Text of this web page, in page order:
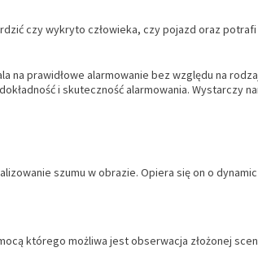
czy wykryto człowieka, czy pojazd oraz
prawidłowe alarmowanie bez względu na
i skuteczność alarmowania.
szumu w obrazie. Opiera się on o
którego możliwa jest obserwacja złożonej